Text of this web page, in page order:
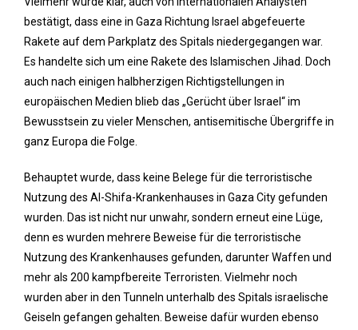
bestätigt, dass eine in Gaza Richtung Israel abgefeuerte
Rakete auf dem Parkplatz des Spitals niedergegangen war.
Es handelte sich um eine Rakete des Islamischen Jihad. Doch
auch nach einigen halbherzigen Richtigstellungen in
europäischen Medien blieb das „Gerücht über Israel“ im
Bewusstsein zu vieler Menschen, antisemitische Übergriffe in
ganz Europa die Folge.
Behauptet wurde, dass keine Belege für die terroristische
Nutzung des Al-Shifa-Krankenhauses in Gaza City gefunden
wurden. Das ist nicht nur unwahr, sondern erneut eine Lüge,
denn es wurden mehrere Beweise für die terroristische
Nutzung des Krankenhauses gefunden, darunter Waffen und
mehr als 200 kampfbereite Terroristen. Vielmehr noch
wurden aber in den Tunneln unterhalb des Spitals israelische
Geiseln gefangen gehalten. Beweise dafür wurden ebenso